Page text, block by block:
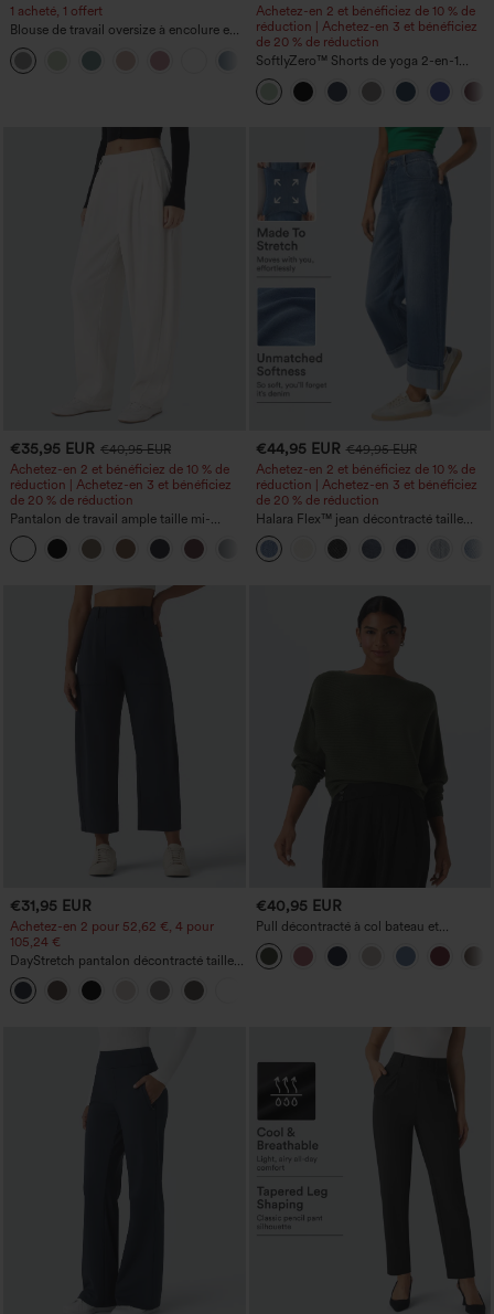
1 acheté, 1 offert
Blouse de travail oversize à encolure en
V, manches courtes, en tissu
anti‑froissage
+1
Achetez-en 2 et bénéficiez de 10 % de
réduction | Achetez-en 3 et bénéficiez
de 20 % de réduction
SoftlyZero™ Shorts de yoga 2-en-1
InstantCool, super taille haute, aérés, 5''
avec poches — longueur allongée
€35,95 EUR €40,95 EUR
Achetez-en 2 et bénéficiez de 10 % de
réduction | Achetez-en 3 et bénéficiez
de 20 % de réduction
Pantalon de travail ample taille mi-
haute, coupe « barrel » (jambe en forme
de tonneau) avec poches
+3
€44,95 EUR €49,95 EUR
Achetez-en 2 et bénéficiez de 10 % de
réduction | Achetez-en 3 et bénéficiez
de 20 % de réduction
Halara Flex™ jean décontracté taille
haute, large, avec poches, ourlet
retroussé et effet délavé
€31,95 EUR
Achetez-en 2 pour 52,62 €, 4 pour
105,24 €
DayStretch pantalon décontracté taille
haute à jambe en forme de tonneau
avec poches
€40,95 EUR
Pull décontracté à col bateau et
manches chauve-souris